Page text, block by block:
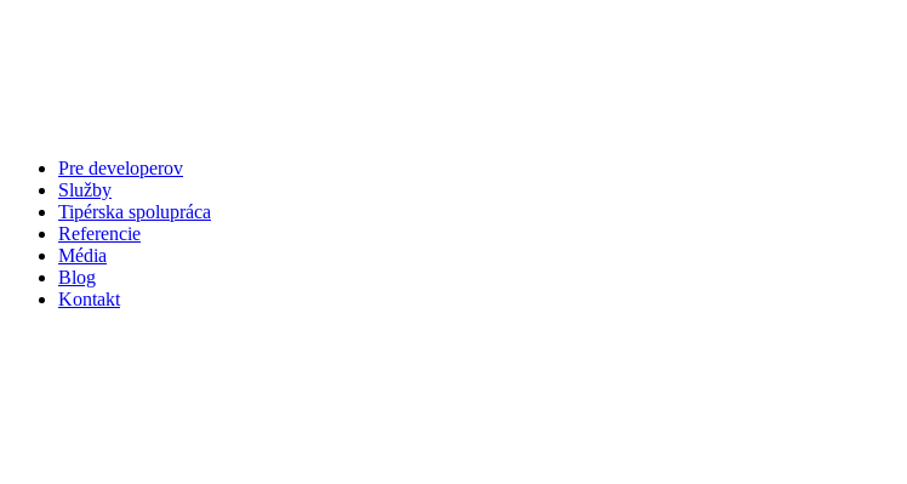
Pre developerov
Služby
Tipérska spolupráca
Referencie
Média
Blog
Kontakt